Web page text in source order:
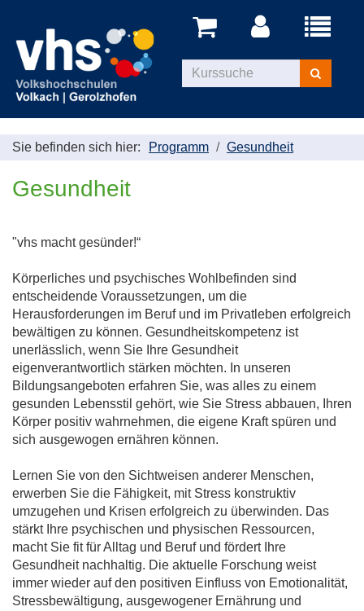
Menü
Kurse
suchen
Sie befinden sich hier: Programm Gesundheit
Gesundheit
"vhs macht gesünder!“
Körperliches und psychisches Wohlbefinden sind
entscheidende Voraussetzungen, um die
Herausforderungen im Beruf und im Privatleben erfolgreich
bewältigen zu können. Gesundheitskompetenz ist
unerlässlich, wenn Sie Ihre Gesundheit
eigenverantwortlich stärken möchten. In unseren
Bildungsangeboten erfahren Sie, was alles zu einem
gesunden Lebensstil gehört, wie Sie Stress abbauen, Ihren
Körper positiv wahrnehmen, die eigene Kraft spüren und
sich ausgewogen ernähren können.
Lernen Sie von den Sichtweisen anderer Menschen,
erwerben Sie die Fähigkeit, mit Stress konstruktiv
umzugehen und Krisen erfolgreich zu überwinden. Das
stärkt Ihre psychischen und physischen Ressourcen,
macht Sie fit für Alltag und Beruf und fördert Ihre
Gesundheit nachhaltig. Die aktuelle Forschung weist
immer wieder auf den positiven Einfluss von Emotionalität,
Stressbewältigung, ausgewogener Ernährung und